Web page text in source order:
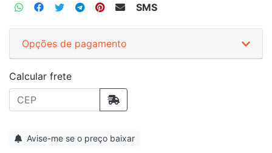
SMS
Opções de pagamento
Calcular frete
Avise-me se o preço baixar